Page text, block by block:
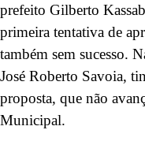
prefeito Gilberto
primeira tentativa de
também sem sucesso.
José Roberto Savoia,
proposta, que não
Municipal.